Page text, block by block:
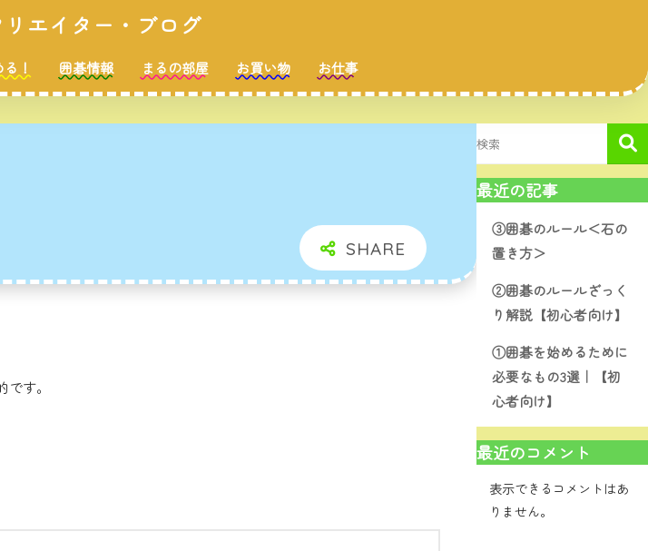
エイター・ブログ
！ 囲碁情報 まるの部屋 お買い物 お仕事
です。
最近の記事
③囲碁のルール＜石の
置き方＞
②囲碁のルールざっく
り解説【初心者向け】
①囲碁を始めるために
必要なもの3選｜【初
心者向け】
最近のコメント
表示できるコメントはあ
りません。